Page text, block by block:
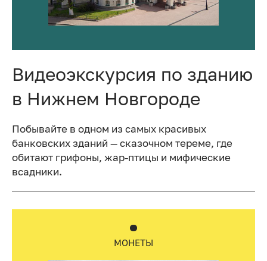
Видеоэкскурсия по зданию
в Нижнем Новгороде
Побывайте в одном из самых красивых
банковских зданий — сказочном тереме, где
обитают грифоны, жар-птицы и мифические
всадники.
МОНЕТЫ